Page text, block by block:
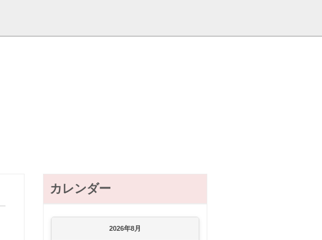
カレンダー
2026年8月